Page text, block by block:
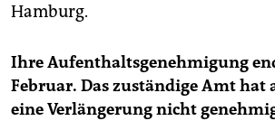
Hamburg.
Ihre Aufenthaltsgenehmigung
Februar. Das zuständige Amt hat
eine Verlängerung nicht